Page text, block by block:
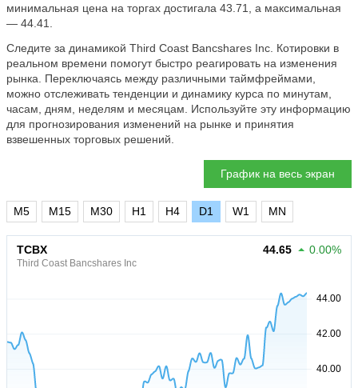
минимальная цена на торгах достигала 43.71, а максимальная
— 44.41.
Следите за динамикой Third Coast Bancshares Inc. Котировки в
реальном времени помогут быстро реагировать на изменения
рынка. Переключаясь между различными таймфреймами,
можно отслеживать тенденции и динамику курса по минутам,
часам, дням, неделям и месяцам. Используйте эту информацию
для прогнозирования изменений на рынке и принятия
взвешенных торговых решений.
График на весь экран
M5 M15 M30 H1 H4 D1 W1 MN
TCBX
Third Coast Bancshares Inc
44.65 0.00%